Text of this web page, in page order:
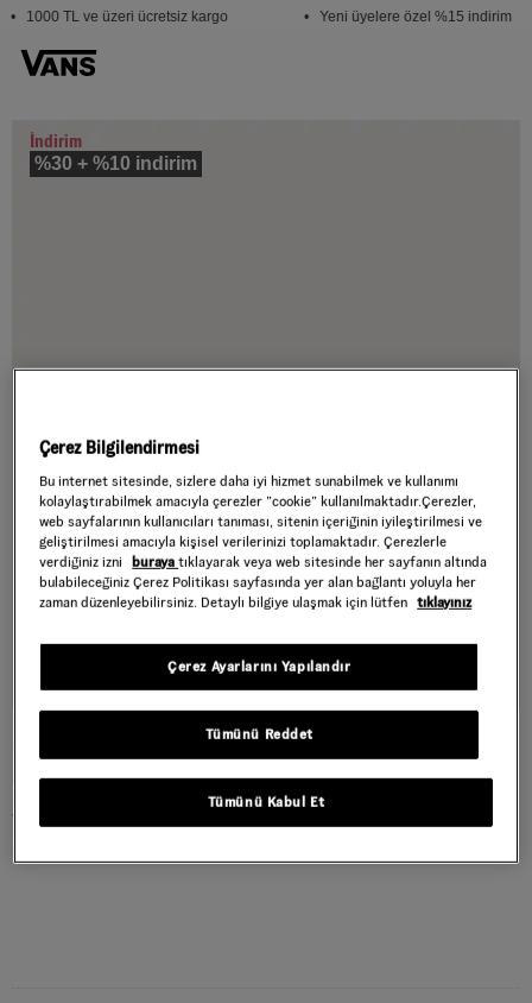
• 1000 TL ve üzeri ücretsiz kargo • Yeni üyelere özel %15 indirim
İndirim
%30 + %10 indirim
ÇOCUK MARY JANE AYAKKABI (4-8 YAŞ)
Style : VN000CYKFSB1
2.039,40 TL 3.399,00 TL
Rust Bronze
Çerez Bilgilendirmesi
Bu internet sitesinde, sizlere daha iyi hizmet sunabilmek ve kullanımı
kolaylaştırabilmek amacıyla çerezler ”cookie” kullanılmaktadır.Çerezler,
web sayfalarının kullanıcıları tanıması, sitenin içeriğinin iyileştirilmesi ve
geliştirilmesi amacıyla kişisel verilerinizi toplamaktadır. Çerezlerle
verdiğiniz izni
burayatıklayarak veya web sitesinde her sayfanın altında
bulabileceğiniz Çerez Politikası sayfasında yer alan bağlantı yoluyla her
zaman düzenleyebilirsiniz. Detaylı bilgiye ulaşmak için lütfen tıklayınız
Tümünü Reddet
Tümünü Kabul Et
Çerez Ayarlarını Yapılandır